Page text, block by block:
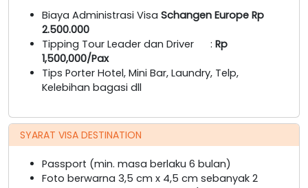
Biaya Administrasi Visa Schangen Europe Rp
2.500.000
Tipping Tour Leader dan Driver : Rp
1,500,000/Pax
Tips Porter Hotel, Mini Bar, Laundry, Telp,
Kelebihan bagasi dll
SYARAT VISA DESTINATION
Passport (min. masa berlaku 6 bulan)
Foto berwarna 3,5 cm x 4,5 cm sebanyak 2